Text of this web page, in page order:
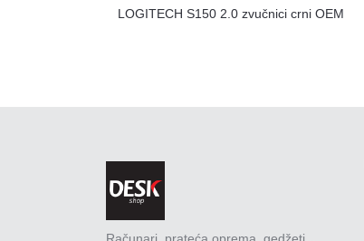
LOGITECH S150 2.0 zvučnici crni OEM